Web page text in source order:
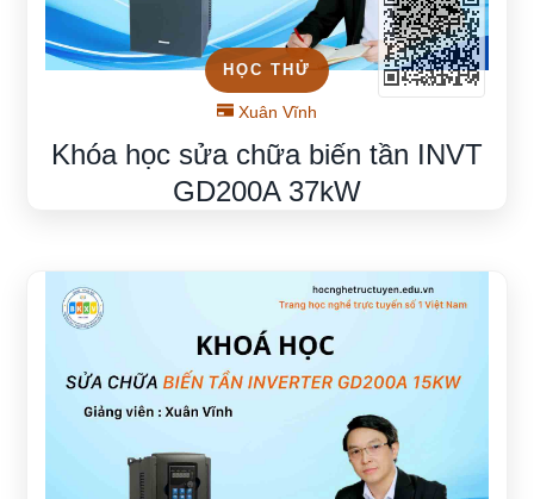
HỌC THỬ
Xuân Vĩnh
Khóa học sửa chữa biến tần INVT
GD200A 37kW